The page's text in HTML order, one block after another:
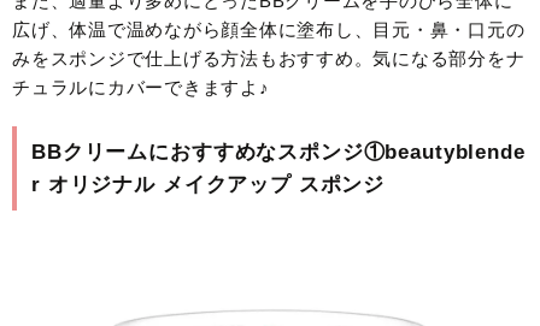
広げ、体温で温めながら顔全体に塗布し、目元・鼻・口元の
みをスポンジで仕上げる方法もおすすめ。気になる部分をナ
チュラルにカバーできますよ♪
BBクリームにおすすめなスポンジ①beautyblende
r オリジナル メイクアップ スポンジ